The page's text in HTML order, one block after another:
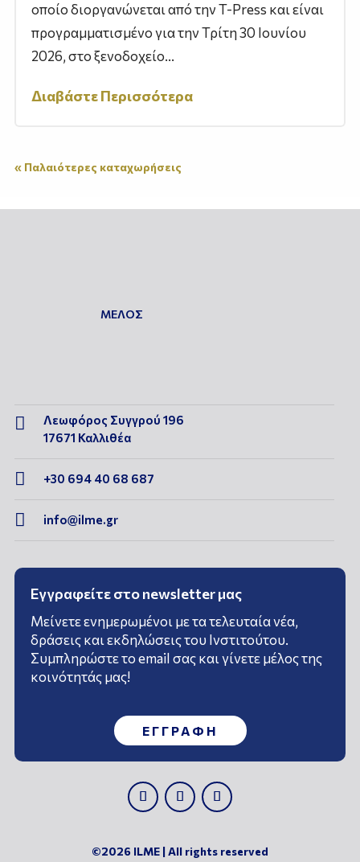
οποίο διοργανώνεται από την T-Press και είναι
προγραμματισμένο για την Τρίτη 30 Ιουνίου
2026, στο ξενοδοχείο...
Διαβάστε Περισσότερα
« Παλαιότερες καταχωρήσεις
ΜΕΛΟΣ

Λεωφόρος Συγγρού 196
17671 Καλλιθέα
 +30 694 40 68 687
 info@ilme.gr
Εγγραφείτε στο newsletter μας
Μείνετε ενημερωμένοι με τα τελευταία νέα,
δράσεις και εκδηλώσεις του Ινστιτούτου.
Συμπληρώστε το email σας και γίνετε μέλος της
κοινότητάς μας!
ΕΓΓΡΑΦΗ
©2026 ILME | All rights reserved